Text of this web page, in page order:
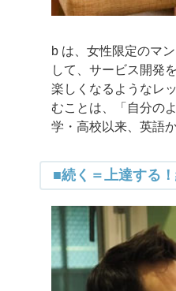
b は、女性限定のマ
して、サービス開発
楽しくなるようなレ
むことは、「自分の
学・高校以来、英語
■続く＝上達する